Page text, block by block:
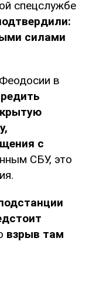
спецслужбе
силами
в
с
СБУ, это
взрыв там